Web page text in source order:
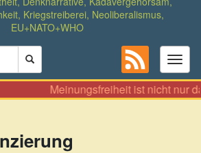
Kriegstreiberei, Neoliberalismus,
EU+NATO+WHO
Meinungsfreiheit ist nicht nur